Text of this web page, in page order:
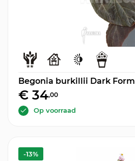
Begonia burkillii Dark Form
€ 34,00
Op voorraad
-13%